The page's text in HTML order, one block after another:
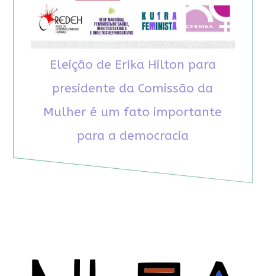
Eleição de Erika Hilton para
presidente da Comissão da
Mulher é um fato importante
para a democracia